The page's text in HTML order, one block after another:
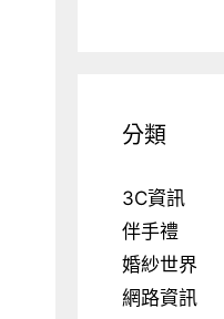
分類
3C資訊
伴手禮
婚紗世界
網路資訊